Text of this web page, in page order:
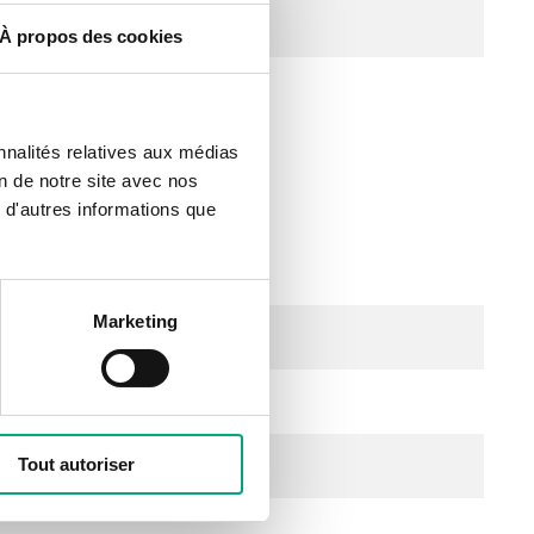
À propos des cookies
relatives aux médias
de notre site avec nos
informations que
Marketing
Tout autoriser